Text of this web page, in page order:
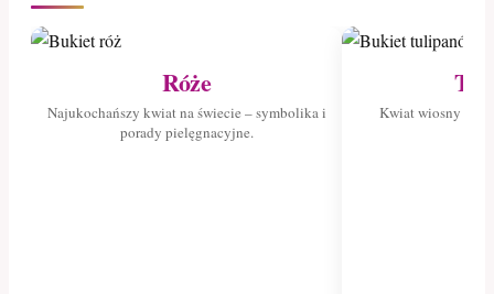
Róże
Najukochańszy kwiat na świecie – symbolika i
porady pielęgnacyjne.
Kwiat wiosny –